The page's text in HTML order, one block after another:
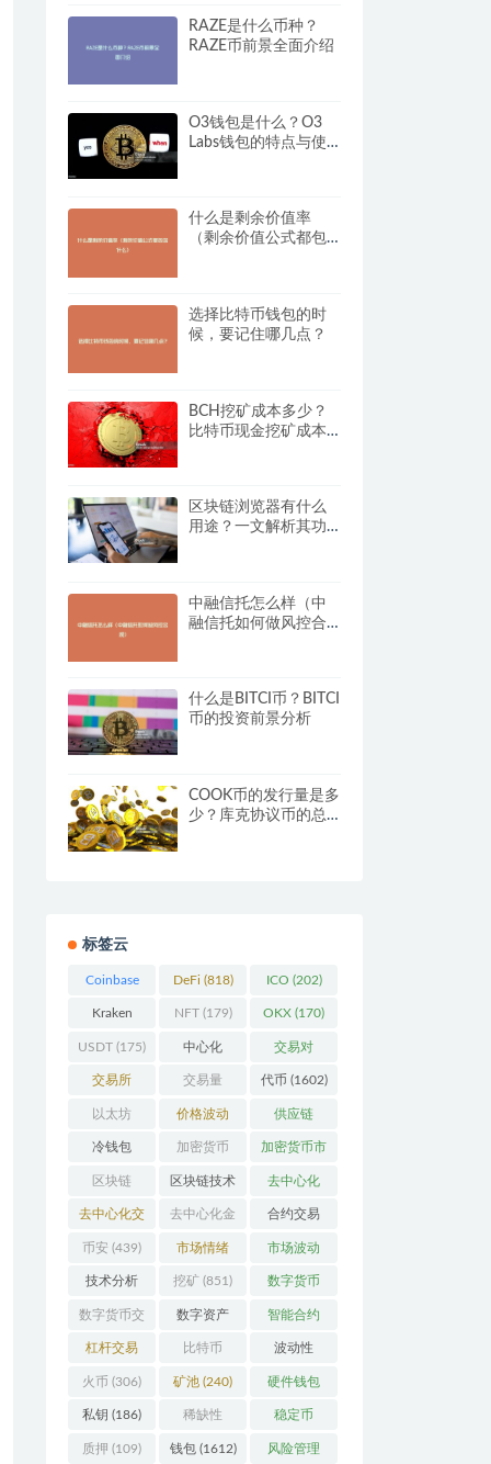
RAZE是什么币种？
RAZE币前景全面介绍
O3钱包是什么？O3
Labs钱包的特点与使
什么是剩余价值率
（剩余价值公式都包
选择比特币钱包的时
候，要记住哪几点？
BCH挖矿成本多少？
比特币现金挖矿成本
区块链浏览器有什么
用途？一文解析其功
中融信托怎么样（中
融信托如何做风控合
什么是BITCI币？BITCI
币的投资前景分析
COOK币的发行量是多
少？库克协议币的总
标签云
Coinbase
(206)
DeFi (818) ICO (202)
Kraken
(104)
NFT(179) OKX (170)
USDT (175) 中心化
(3923)
交易对
(359)
交易所
(2164)
交易量
(246)
代币 (1602)
以太坊
(742)
价格波动
(630)
供应链
(118)
冷钱包
(175)
加密货币
(5442)
加密货币市
场(701)
区块链
(4599)
区块链技术
(528)
去中心化
(4087)
去中心化交
易所 (196)
去中心化金
融(111)
合约交易
(182)
币安 (439) 市场情绪
(337)
市场波动
(279)
技术分析
(148)
挖矿 (851) 数字货币
(8679)
数字货币交
易(150)
数字资产
(286)
智能合约
(532)
杠杆交易
(231)
比特币
(2378)
波动性
(352)
火币 (306) 矿池 (240) 硬件钱包
(170)
私钥 (186) 稀缺性
(193)
稳定币
(112)
质押 (109) 钱包(1612) 风险管理